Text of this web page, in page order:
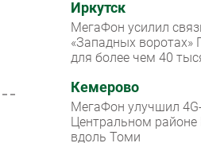
Иркутск
МегаФон усилил
«Западных воротах»
для более чем 40
Кемерово
МегаФон улучшил
Центральном районе
вдоль Томи